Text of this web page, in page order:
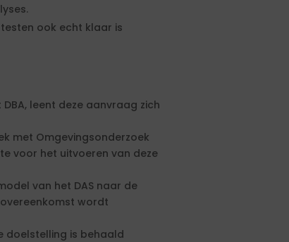
ook echt klaar is
leent deze aanvraag zich
met Omgevingsonderzoek
voor het uitvoeren van deze
van het DAS naar de
wordt
doelstelling is behaald